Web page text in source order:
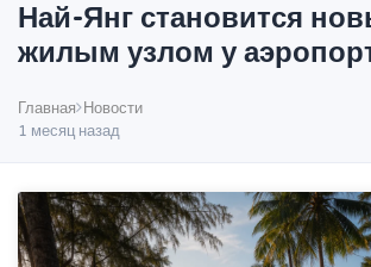
Най-Янг становится
жилым узлом у
Главная Новости
1 месяц назад